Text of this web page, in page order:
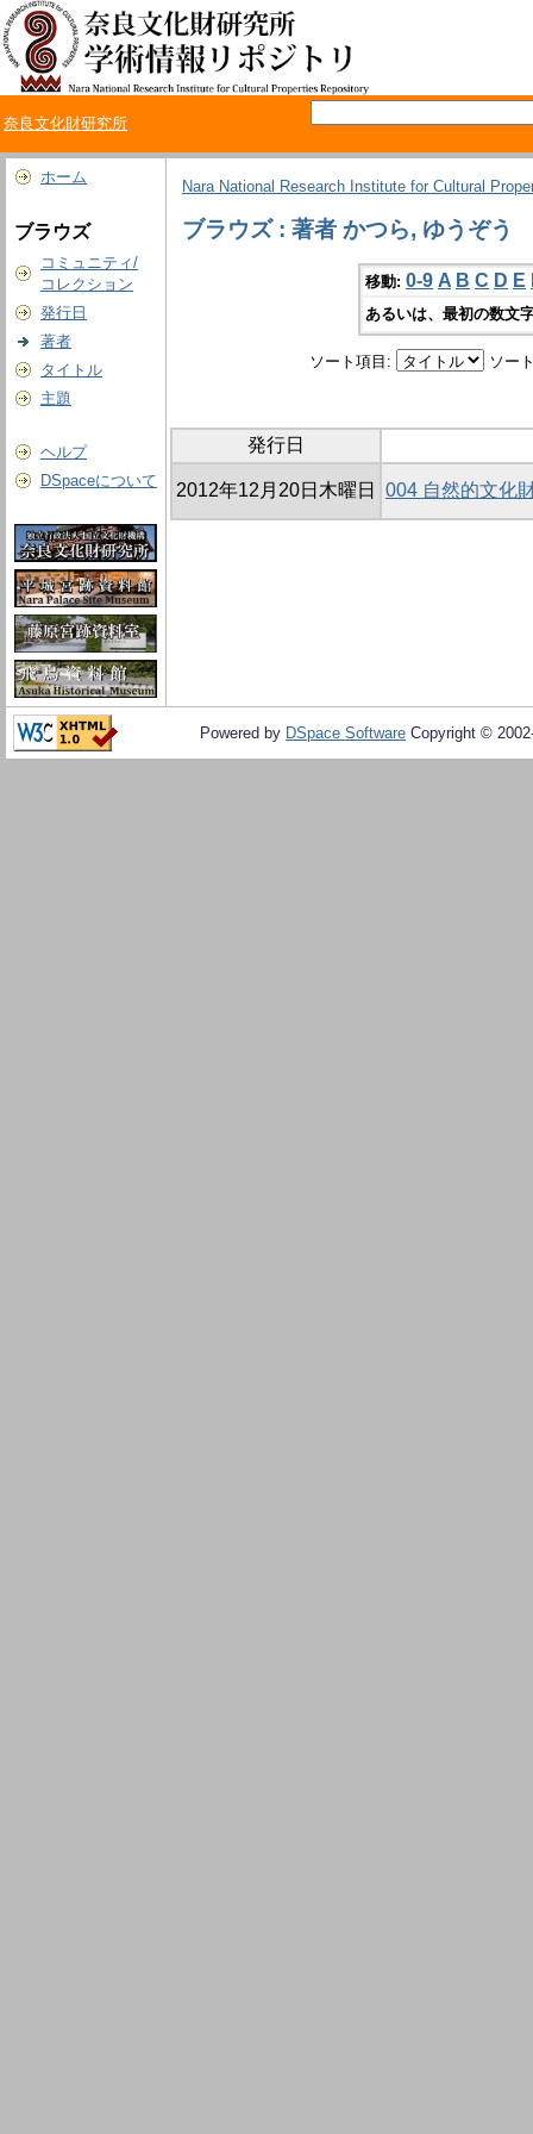
奈良文化財研究所
ホーム
ブラウズ
コミュニティ/
コレクション
発行日
著者
タイトル
主題
ヘルプ
DSpaceについて
Nara National Research Institute for Cultural
ブラウズ : 著者 かつら, ゆうぞう
移動: 0-9 A B C D E
あるいは、最初の数文
ソート項目: ソー
発行日
2012年12月20日木曜日 004 自然的文化
Powered by DSpace Software Copyright ©